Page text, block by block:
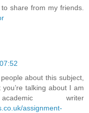
share from my friends.
about this subject,
talking about I am
writer
assignment-